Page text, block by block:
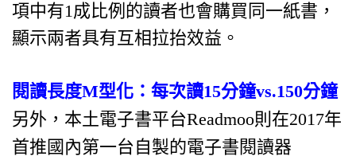
項中有1成比例的讀者也會購買同一紙書，
顯示兩者具有互相拉抬效益。
閱讀長度M型化：每次讀15分鐘vs.150分鐘
另外，本土電子書平台Readmoo則在2017年
首推國內第一台自製的電子書閱讀器